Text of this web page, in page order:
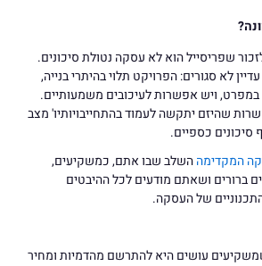
שפריסייל הוא לא עסקה נטולת סיכונים.
לא סגורים: הפרויקט תלוי בהיתרי בנייה,
במפרט, ויש אפשרות לעיכובים משמעותיים.
שהיזם יתקשה לעמוד בהתחייבויותיו' מצב
סיכונים כספיים.
המקדימההשלב שבו אתם, כמשקיעים,
ברורים ושאתם מודעים לכל ההיבטים
של העסקה.
עושים היא להתרשם מהדמיות ומחיר